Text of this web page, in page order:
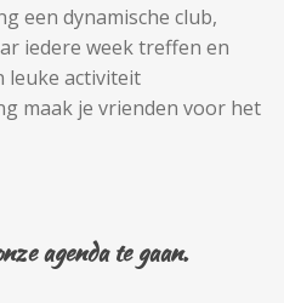
een dynamische club,
iedere week treffen en
leuke activiteit
maak je vrienden voor het
agenda te gaan.